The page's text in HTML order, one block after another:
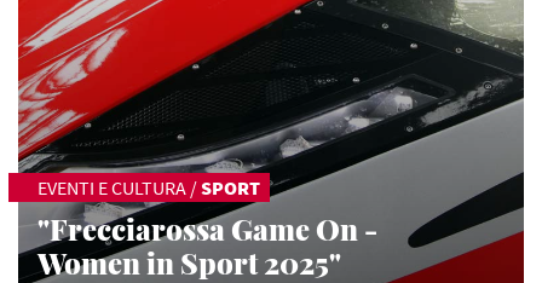
EVENTI E CULTURA /SPORT
"Frecciarossa Game On -
Women in Sport 2025"